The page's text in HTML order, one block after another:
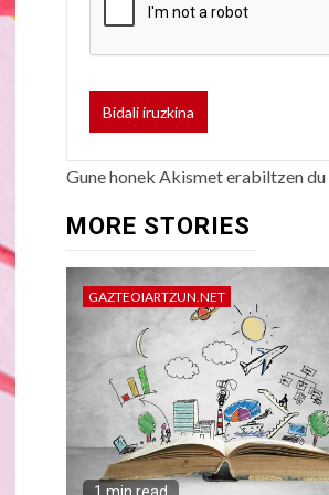
Gune honek Akismet erabiltzen
MORE STORIES
GAZTEOIARTZUN.NET